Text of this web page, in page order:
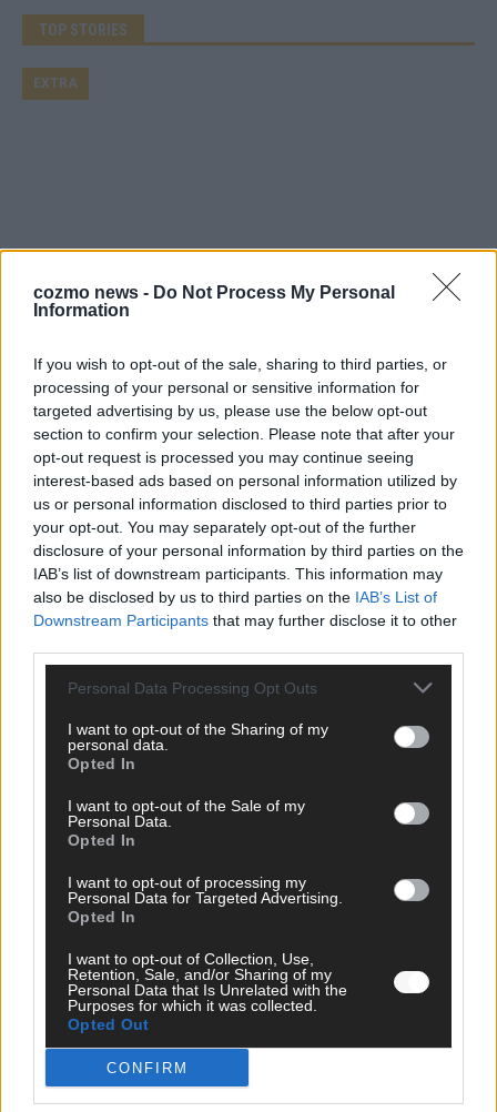
cozmo news - Do Not Process My Personal
Information
If you wish to opt-out of the sale, sharing to third parties, or
processing of your personal or sensitive information for
targeted advertising by us, please use the below opt-out
section to confirm your selection. Please note that after your
opt-out request is processed you may continue seeing
interest-based ads based on personal information utilized by
us or personal information disclosed to third parties prior to
your opt-out. You may separately opt-out of the further
disclosure of your personal information by third parties on the
IAB’s list of downstream participants. This information may
also be disclosed by us to third parties on the IAB’s List of
Downstream Participants that may further disclose it to other
Personal Data Processing Opt Outs
I want to opt-out of the Sharing of my
personal data.
Opted In
I want to opt-out of the Sale of my
Personal Data.
Opted In
I want to opt-out of processing my
Personal Data for Targeted Advertising.
Opted In
I want to opt-out of Collection, Use,
Retention, Sale, and/or Sharing of my
Personal Data that Is Unrelated with the
Purposes for which it was collected.
Opted Out
CONFIRM
TOP STORIES
Europa-Park 2026 macht vieles neu
EXTRA
Juni 2026
DARA gewinnt verdient, Israel beunruhigend –
unser Kommentar zum ESC 2026
KOMMENTAR
Mai 2026
KOMMENTAR
ESC-Finale morgen: Finnland Favorit, Australien
Mai 2026
KOMMENTAR
JJ hat den Abend gerettet – der Rest des ESC-Halbfinales
war solide, aber kein Feuerwerk
ESC-Halbfinale 2: Das sagen die Wettquoten – vier sicher,
sechs zittern, einer chancenlos!
Mai 2026
Wer zahlt, steht im Finale – ist das beim ESC wirklich fair?